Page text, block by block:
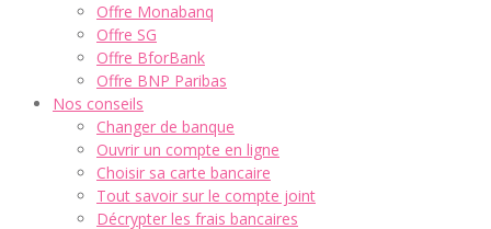
Offre Monabanq
Offre SG
Offre BforBank
Offre BNP Paribas
Nos conseils
Changer de banque
Ouvrir un compte en ligne
Choisir sa carte bancaire
Tout savoir sur le compte joint
Décrypter les frais bancaires